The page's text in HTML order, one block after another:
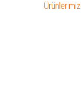
Ürünlerimiz